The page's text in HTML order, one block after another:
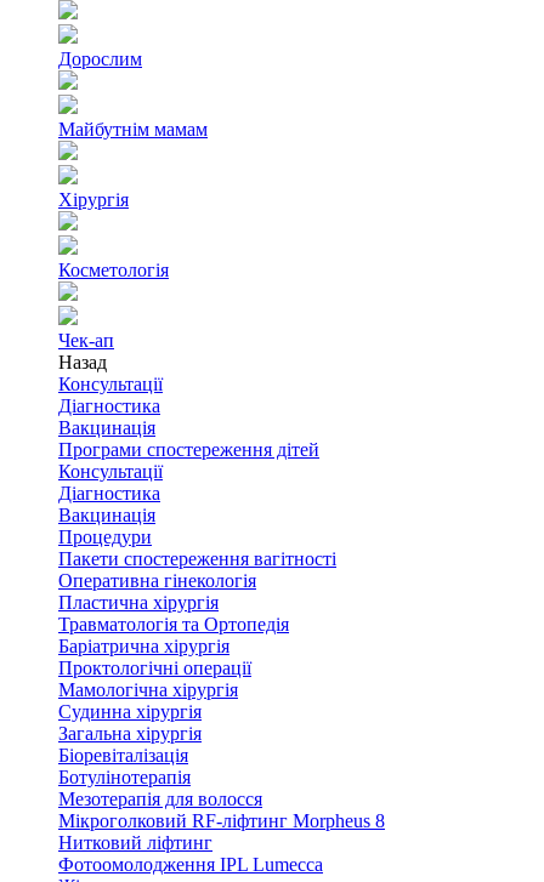
Дорослим
Майбутнім мамам
Хірургія
Косметологія
Чек-ап
Назад
Консультації
Діагностика
Вакцинація
Програми спостереження дітей
Консультації
Діагностика
Вакцинація
Процедури
Пакети спостереження вагітності
Оперативна гінекологія
Пластична хірургія
Травматологія та Ортопедія
Баріатрична хірургія
Проктологічні операції
Мамологічна хірургія
Судинна хірургія
Загальна хірургія
Біоревіталізація
Ботулінотерапія
Мезотерапія для волосся
Мікроголковий RF-ліфтинг Morpheus 8
Нитковий ліфтинг
Фотоомолодження IPL Lumecca